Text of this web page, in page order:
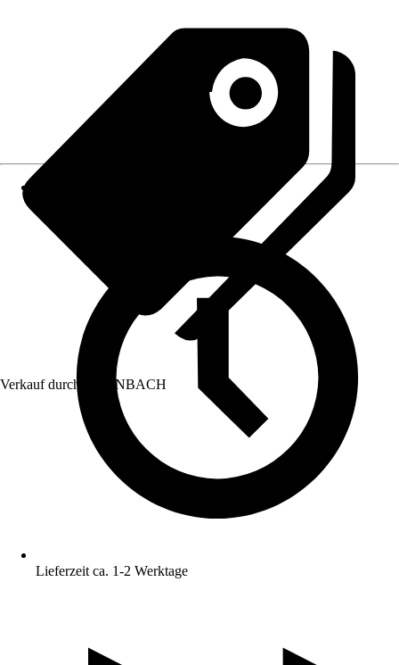
Verkauf durch: HORNBACH
Lieferzeit ca. 1-2 Werktage